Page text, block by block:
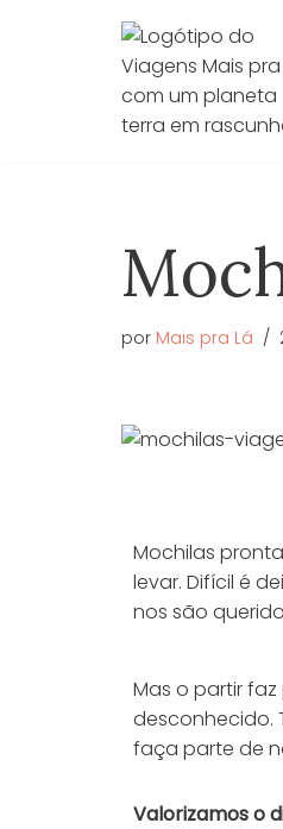
por Mais pra Lá
Mochilas
levar. Difícil é
nos são
​Mas o partir
desconhecido.
faça parte de
Valorizamos o